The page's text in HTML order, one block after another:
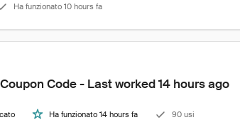
Ha funzionato 10 hours fa
Code - Last worked 14 hours ago
Ha funzionato 14 hours fa 90 usi